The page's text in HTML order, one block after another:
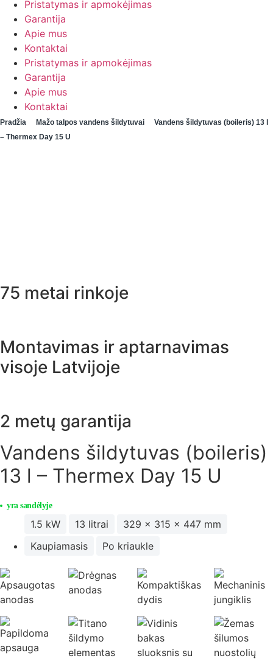
Pristatymas ir apmokėjimas
Garantija
Apie mus
Kontaktai
Pristatymas ir apmokėjimas
Garantija
Apie mus
Kontaktai
Pradžia Mažo talpos vandens šildytuvai
Vandens šildytuvas (boileris) 13 l
– Thermex Day 15 U
75 metai rinkoje
Montavimas ir aptarnavimas
visoje Latvijoje
2 metų garantija
Vandens šildytuvas (boileris)
13 l – Thermex Day 15 U
yra sandėlyje
1.5 kW 13 litrai
329 x 315 x 447 mm
Kaupiamasis
Po kriaukle